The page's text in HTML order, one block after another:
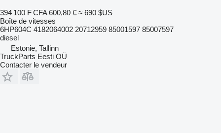
394 100 F CFA 600,80 € ≈ 690 $US
Boîte de vitesses
6HP604C 4182064002 20712959 85001597 85007597
diesel
Estonie, Tallinn
TruckParts Eesti OÜ
Contacter le vendeur